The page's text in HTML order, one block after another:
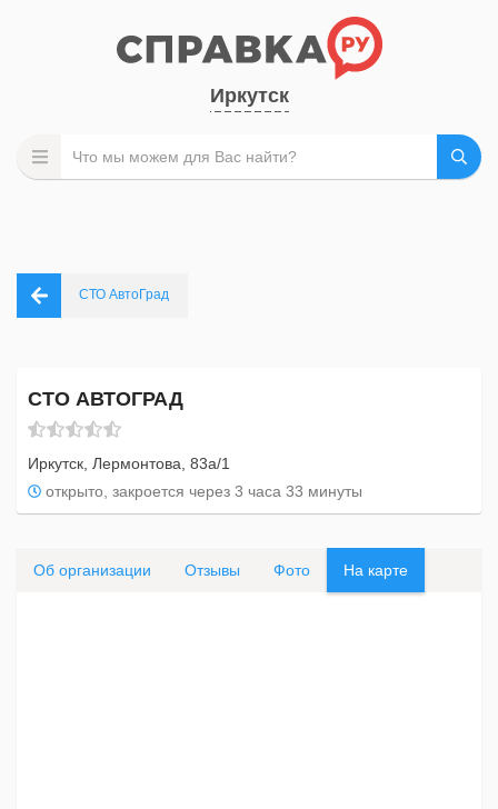
Иркутск
СТО АвтоГрад
СТО АВТОГРАД
Иркутск, Лермонтова, 83а/1
открыто, закроется через 3 часа 33 минуты
Об организации Отзывы Фото На карте